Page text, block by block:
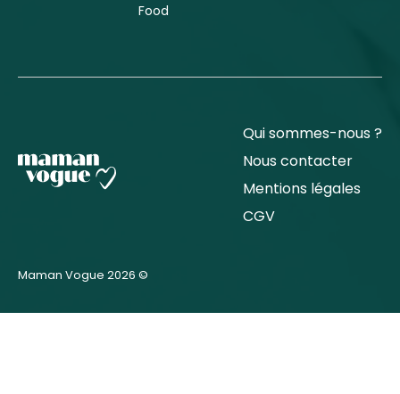
Food
Qui sommes-nous ?
Nous contacter
Mentions légales
CGV
Maman Vogue 2026 ©